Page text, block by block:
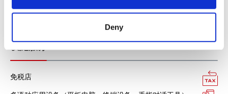
Deny
各种信用卡
设施服务
免税店